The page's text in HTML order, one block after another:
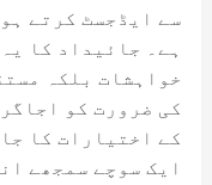
سے ایڈجسٹ کرتے
ہے۔ جائیداد کا
خواہشات بلکہ
کی ضرورت کو
کے اختیارات کا
ایک سوچے سمجھے